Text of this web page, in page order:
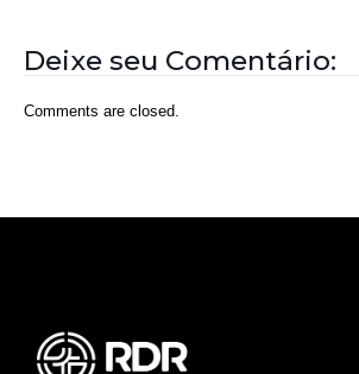
Deixe seu Comentário:
Comments are closed.